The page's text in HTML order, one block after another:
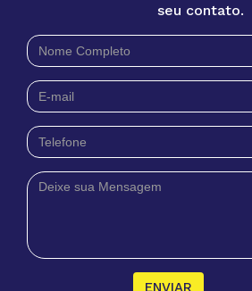
seu contato.